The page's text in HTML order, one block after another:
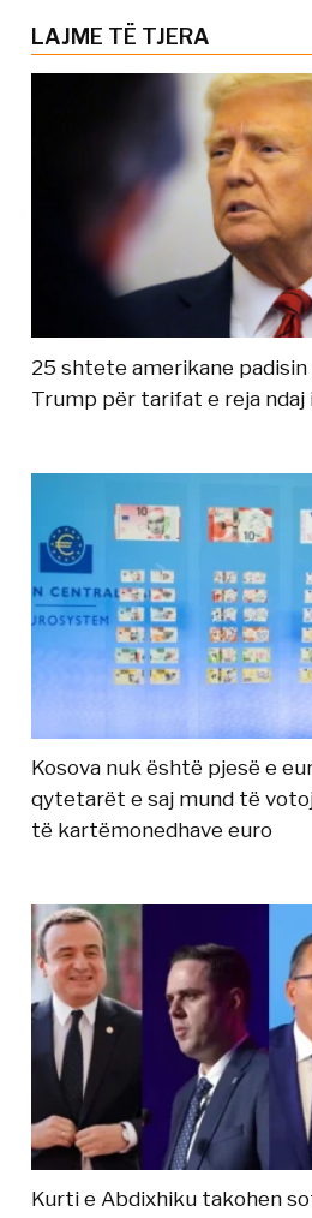
LAJME TË TJERA
25 shtete amerikane
Trump për tarifat e reja
Kosova nuk është pjesë e
qytetarët e saj mund të
të kartëmonedhave euro
Kurti e Abdixhiku takohen